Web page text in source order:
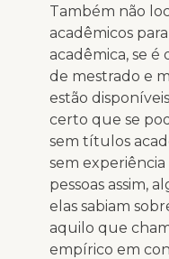
Também não
acadêmicos
acadêmica, se é
de mestrado e
estão
certo que se
sem títulos
sem
pessoas assim,
elas sabiam
aquilo que
empírico em